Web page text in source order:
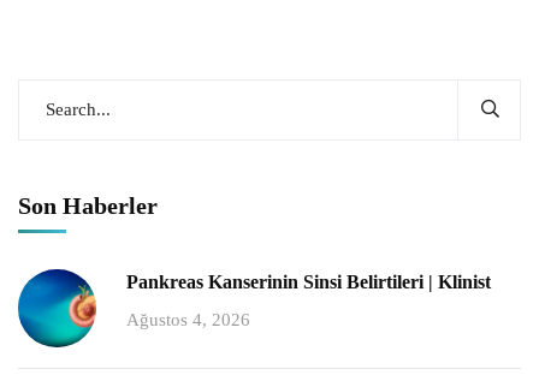
Son Haberler
Pankreas Kanserinin Sinsi Belirtileri | Klinist
Ağustos 4, 2026